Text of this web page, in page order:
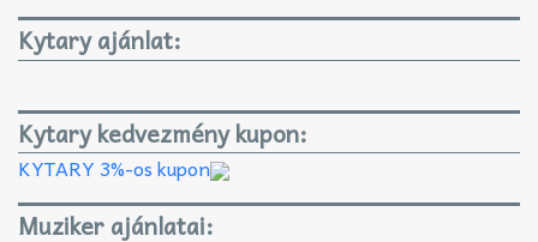
Kytary ajánlat:
Kytary kedvezmény kupon:
KYTARY 3%-os kupon
Muziker ajánlatai: